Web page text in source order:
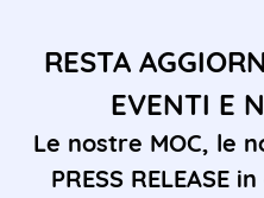
RESTA
EVENTI E
Le nostre MOC, le
PRESS RELEASE